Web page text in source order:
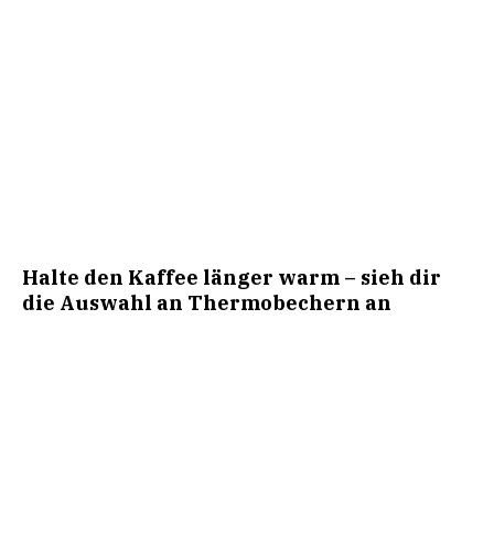
Halte den Kaffee länger warm – sieh dir
die Auswahl an Thermobechern an